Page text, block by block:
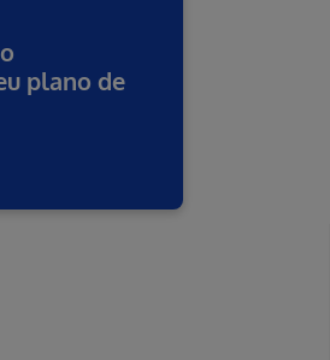
plano de